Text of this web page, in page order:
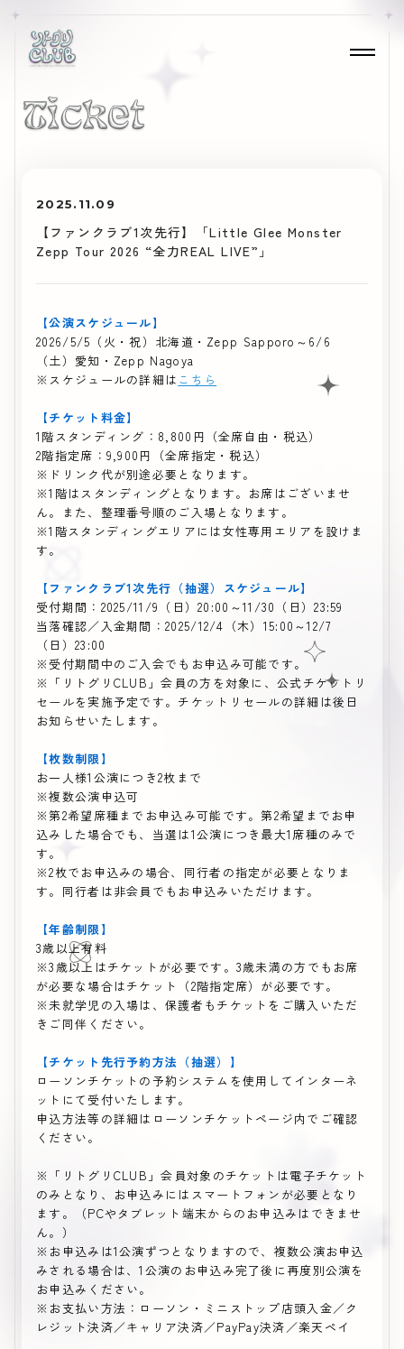
2025.11.09
【ファンクラブ1次先行】「Little Glee Monster
Zepp Tour 2026 “全力REAL LIVE”」
【公演スケジュール】
2026/5/5（火・祝）北海道・Zepp Sapporo～6/6
（土）愛知・Zepp Nagoya
※スケジュールの詳細は こちら
【チケット料金】
1階スタンディング：8,800円（全席自由・税込）
2階指定席：9,900円（全席指定・税込）
※ドリンク代が別途必要となります。
※1階はスタンディングとなります。お席はございませ
ん。また、整理番号順のご入場となります。
※1階スタンディングエリアには女性専用エリアを設けま
す。
【ファンクラブ1次先行（抽選）スケジュール】
受付期間：2025/11/9（日）20:00～11/30（日）23:59
当落確認／入金期間：2025/12/4（木）15:00～12/7
（日）23:00
※受付期間中のご入会でもお申込み可能です。
※「リトグリCLUB」会員の方を対象に、公式チケットリ
セールを実施予定です。チケットリセールの詳細は後日
お知らせいたします。
【枚数制限】
お一人様1公演につき2枚まで
※複数公演申込可
※第2希望席種までお申込み可能です。第2希望までお申
込みした場合でも、当選は1公演につき最大1席種のみで
す。
※2枚でお申込みの場合、同行者の指定が必要となりま
す。同行者は非会員でもお申込みいただけます。
【年齢制限】
3歳以上有料
※3歳以上はチケットが必要です。3歳未満の方でもお席
が必要な場合はチケット（2階指定席）が必要です。
※未就学児の入場は、保護者もチケットをご購入いただ
きご同伴ください。
【チケット先行予約方法（抽選）】
ローソンチケットの予約システムを使用してインターネ
ットにて受付いたします。
申込方法等の詳細はローソンチケットページ内でご確認
ください。
※「リトグリCLUB」会員対象のチケットは電子チケット
のみとなり、お申込みにはスマートフォンが必要となり
ます。（PCやタブレット端末からのお申込みはできませ
ん。）
※お申込みは1公演ずつとなりますので、複数公演お申込
みされる場合は、1公演のお申込み完了後に再度別公演を
お申込みください。
※お支払い方法：ローソン・ミニストップ店頭入金／ク
レジット決済／キャリア決済／PayPay決済／楽天ペイ